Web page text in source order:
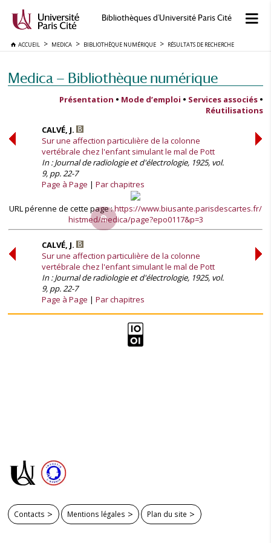
Bibliothèques d'Université Paris Cité
ACCUEIL MEDICA BIBLIOTHÈQUE NUMÉRIQUE RÉSULTATS DE RECHERCHE
Medica — Bibliothèque numérique
Présentation • Mode d’emploi • Services associés •
Réutilisations
CALVÉ, J.
Sur une affection particulière de la colonne
vertébrale chez l'enfant simulant le mal de Pott
In : Journal de radiologie et d'électrologie, 1925, vol.
9, pp. 22-7
Page à Page
Par chapitres
URL pérenne de cette page :https://www.biusante.parisdescartes.fr/
histmed/medica/page?epo0117&p=3
CALVÉ, J.
Sur une affection particulière de la colonne
vertébrale chez l'enfant simulant le mal de Pott
In : Journal de radiologie et d'électrologie, 1925, vol.
9, pp. 22-7
Page à Page
Par chapitres
Contacts Mentions légales Plan du site